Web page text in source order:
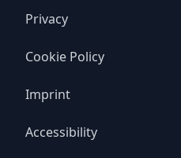
Privacy
Cookie Policy
Imprint
Accessibility